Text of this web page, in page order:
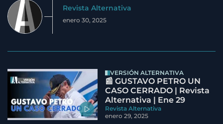
Revista Alternativa
enero 30, 2025
VERSIÓN ALTERNATIVA
📰 GUSTAVO PETRO UN
CASO CERRADO | Revista
Alternativa | Ene 29
Revista Alternativa
enero 29, 2025